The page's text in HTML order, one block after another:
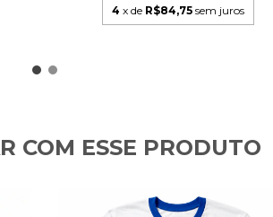
4 x de R$84,75 sem juros
COM ESSE PRODUTO